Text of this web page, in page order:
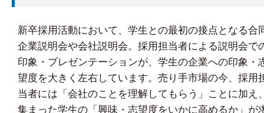
新卒採用活動において、学生との最初の接点となる合
企業説明会や会社説明会。採用担当者による説明会で
印象・プレゼンテーションが、学生の企業への印象・
望度を大きく左右しています。売り手市場の今、採用
当者には「会社のことを理解してもらう」ことに加え
集まった学生の「興味・志望度をいかに高めるか」が